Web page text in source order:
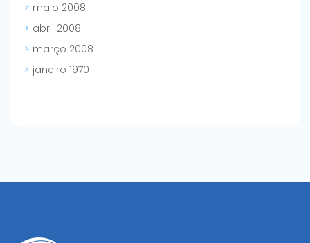
maio 2008
abril 2008
março 2008
janeiro 1970